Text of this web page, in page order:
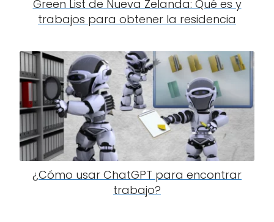
Green List de Nueva Zelanda: Qué es y
trabajos para obtener la residencia
¿Cómo usar ChatGPT para encontrar
trabajo?